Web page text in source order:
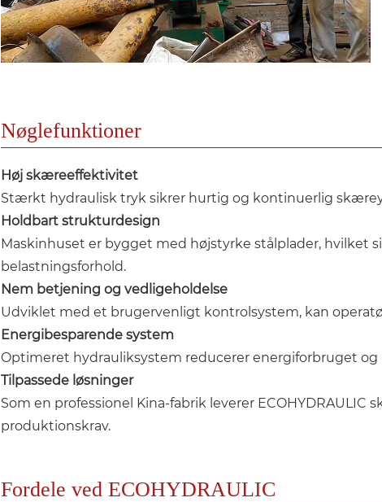
Nøglefunktioner
Høj skæreeffektivitet
Stærkt hydraulisk tryk sikrer hurtig og kontinuerlig
Holdbart strukturdesign
Maskinhuset er bygget med højstyrke stålplader, hvilket
belastningsforhold.
Nem betjening og vedligeholdelse
Udviklet med et brugervenligt kontrolsystem, kan
Energibesparende system
Optimeret hydrauliksystem reducerer energiforbruget
Tilpassede løsninger
Som en professionel Kina-fabrik leverer
produktionskrav.
Fordele ved ECOHYDRAULIC